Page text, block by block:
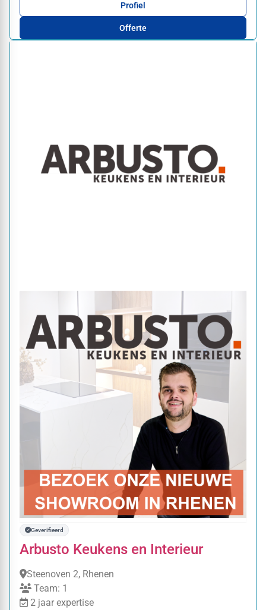
Profiel
Offerte
Geverifieerd
Arbusto Keukens en Interieur
Steenoven 2, Rhenen
Team: 1
2 jaar expertise